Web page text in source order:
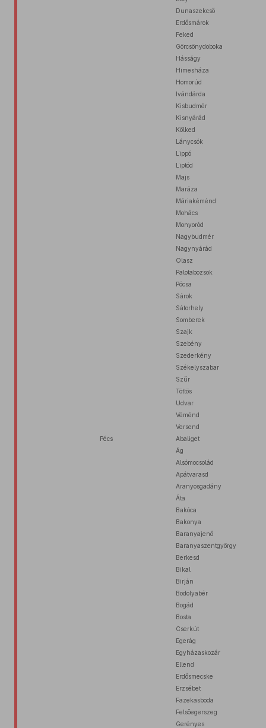
Dunaszekcső
Erdősmárok
Feked
Görcsönydoboka
Hásságy
Himesháza
Homorúd
Ivándárda
Kisbudmér
Kisnyárád
Kölked
Lánycsók
Lippó
Liptód
Majs
Maráza
Máriakéménd
Mohács
Monyoród
Nagybudmér
Nagynyárád
Olasz
Palotabozsok
Pócsa
Sárok
Sátorhely
Somberek
Szajk
Szebény
Szederkény
Székelyszabar
Szűr
Töttös
Udvar
Véménd
Versend
Pécs
Abaliget
Ág
Alsómocsolád
Apátvarasd
Aranyosgadány
Áta
Bakóca
Bakonya
Baranyajenő
Baranyaszentgyörgy
Berkesd
Bikal
Birján
Bodolyabér
Bogád
Bosta
Cserkút
Egerág
Egyházaskozár
Ellend
Erdősmecske
Erzsébet
Fazekasboda
Felsőegerszeg
Gerényes